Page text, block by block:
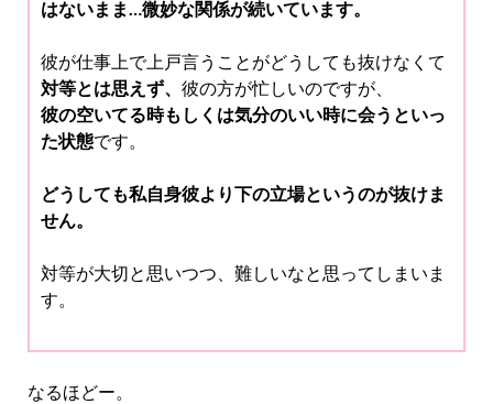
はないまま…微妙な関係が続いています。
彼が仕事上で上戸言うことがどうしても抜けなくて
対等とは思えず、 彼の方が忙しいのですが、
彼の空いてる時もしくは気分のいい時に会うといっ
た状態です。
どうしても私自身彼より下の立場というのが抜けま
せん。
対等が大切と思いつつ、難しいなと思ってしまいま
す。
なるほどー。